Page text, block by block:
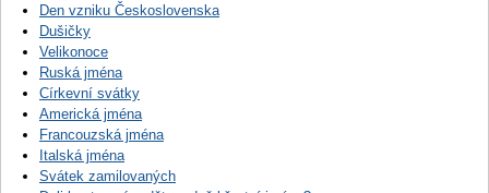
Den vzniku Československa
Dušičky
Velikonoce
Ruská jména
Církevní svátky
Americká jména
Francouzská jména
Italská jména
Svátek zamilovaných